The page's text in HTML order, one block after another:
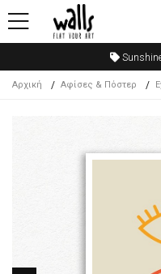
Αρχική Αφίσες & Πόστερ